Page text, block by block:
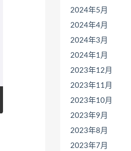
2024年5月
2024年4月
2024年3月
2024年1月
2023年12月
2023年11月
2023年10月
2023年9月
2023年8月
2023年7月